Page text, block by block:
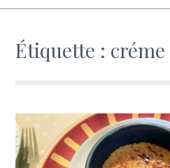
Étiquette :